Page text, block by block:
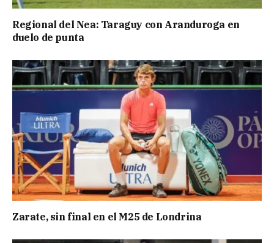
Regional del Nea: Taraguy con Aranduroga en
duelo de punta
Zarate, sin final en el M25 de Londrina